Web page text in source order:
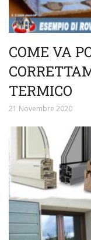
COME VA
TERMICO
21 Novembre 2020